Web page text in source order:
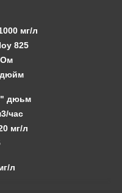
мг/л
825
Ом
дюьм
час
мг/л
л